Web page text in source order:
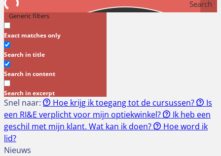
Search
Generic filters
Exact matches only
Search in title
Search in content
Search in excerpt
Snel naar: Hoe krijg ik toegang tot de cursussen?
Is
een RI&E verplicht voor mijn optiekwinkel?
Ik heb een
geschil met mijn klant. Wat kan ik doen?
Hoe word ik
lid?
Nieuws